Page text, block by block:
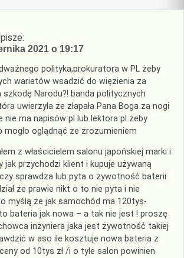
pisze:
2021 o 19:17
polityka,prokuratora w PL żeby
wariatów wsadzić do więzienia za
szkodę Narodu?! banda politycznych
uwierzyła że złapała Pana Boga za nogi
nie ma napisów pl lub lektora pl żeby
mogło oglądnąć ze zrozumieniem
z właścicielem salonu japońskiej marki i
jak przychodzi klient i kupuje używaną
sprawdza lub pyta o żywotność baterii
że prawie nikt o to nie pyta i nie
myślą że jak samochód ma 120tys-
bateria jak nowa – a tak nie jest ! proszę
inżyniera jaka jest żywotność takiej
w aso ile kosztuje nowa bateria z
od 10tys zł /i o tyle salon powinien